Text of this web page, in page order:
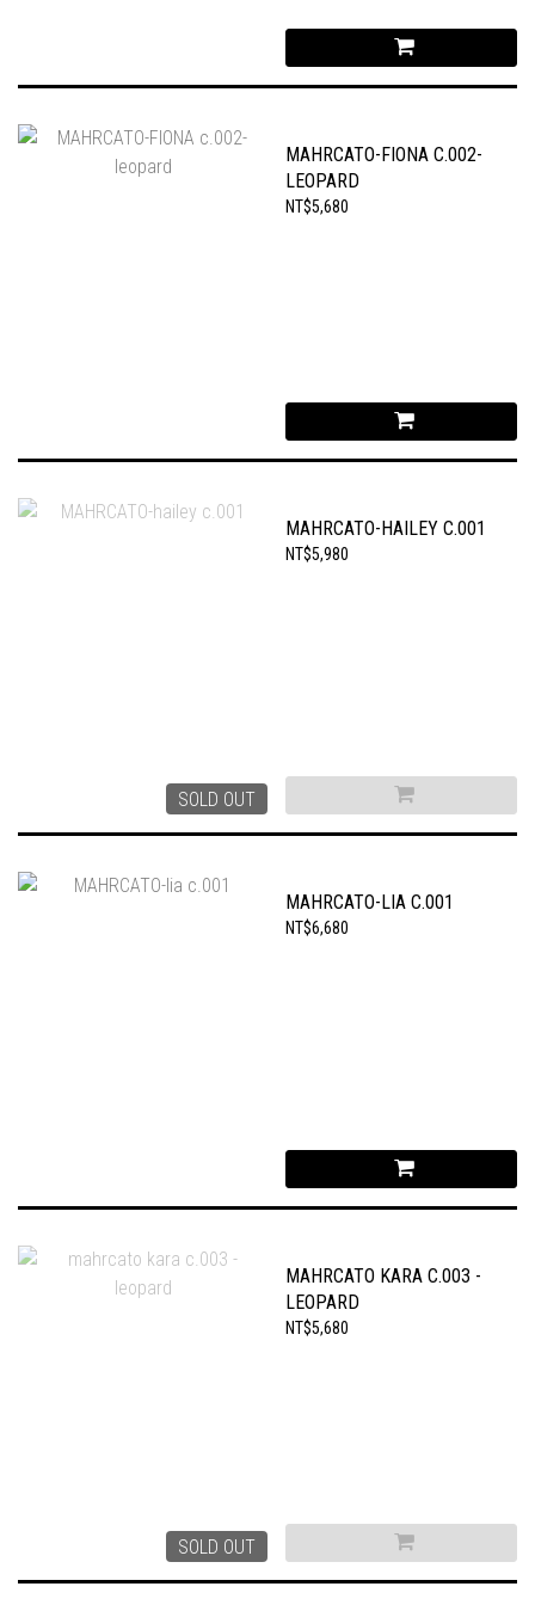
MAHRCATO-FIONA C.002-
LEOPARD
NT$5,680
SOLD OUT
MAHRCATO-HAILEY C.001
NT$5,980
MAHRCATO-LIA C.001
NT$6,680
SOLD OUT
MAHRCATO KARA C.003 -
LEOPARD
NT$5,680